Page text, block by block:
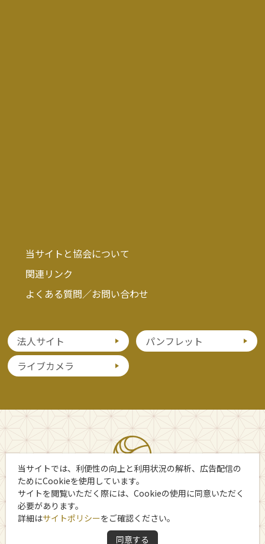
当サイトと協会について
関連リンク
よくある質問／お問い合わせ
法人サイト
パンフレット
ライブカメラ
Copyright 日光市観光協会
当サイトでは、利便性の向上と利用状況の解析、広告配信の
ためにCookieを使用しています。
サイトを閲覧いただく際には、Cookieの使用に同意いただく
必要があります。
詳細はサイトポリシーをご確認ください。
同意する